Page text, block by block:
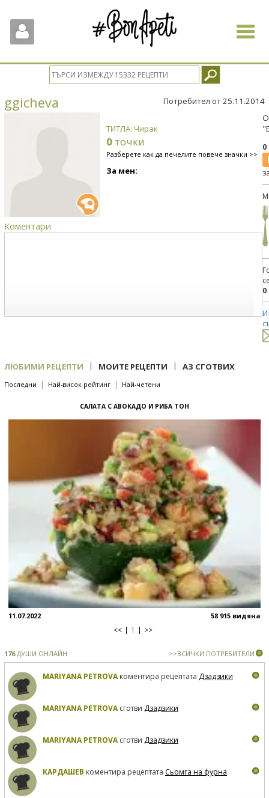
Toggle
ggicheva Потребител от 25.11.2014
ТИТЛА: Чирак
0 точки
Разберете как да печелите повече значки >>
За мен:
Коментари
0
ЛЮБИМИ РЕЦЕПТИ | МОИТЕ РЕЦЕПТИ | АЗ СГОТВИХ
Последни | Най-висок рейтинг | Най-четени
САЛАТА С АВОКАДО И РИБА ТОН
11.07.2022 58 915 видяна
<< 1 >>
176ДУШИ ОНЛАЙН >>ВСИЧКИ ПОТРЕБИТЕЛИ
MARIYANA PETROVAкоментира рецептата Дзадзики
MARIYANA PETROVAсготви Дзадзики
MARIYANA PETROVAсготви Дзадзики
КАРДАШЕВ коментира рецептата Сьомга на фурна